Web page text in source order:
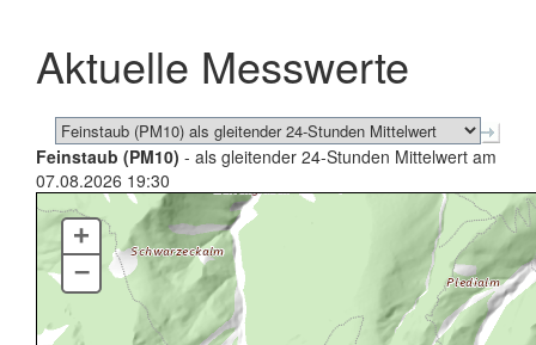
schließen
Aktuelle Messwerte
Feinstaub (PM10) - als gleitender 24-Stunden Mittelwert am
07.08.2026 19:30
+
–